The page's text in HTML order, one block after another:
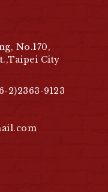
No.170,
City
2)2363-9123